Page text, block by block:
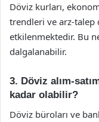
Döviz kurları,
trendleri ve arz-talep
etkilenmektedir. Bu
dalgalanabilir.
3. Döviz alım-
kadar olabilir?
Döviz büroları ve